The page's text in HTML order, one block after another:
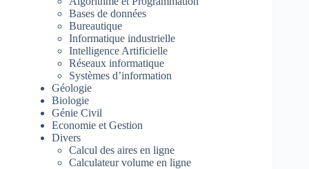
Bases de données
Bureautique
Informatique industrielle
Intelligence Artificielle
Réseaux informatique
Systèmes d’information
Géologie
Biologie
Génie Civil
Economie et Gestion
Divers
Calcul des aires en ligne
Calculateur volume en ligne